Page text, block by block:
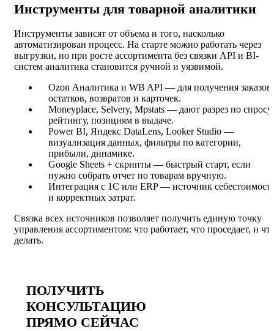
Инструменты для товарной аналитики
Инструменты зависят от объема и того, насколько
автоматизирован процесс. На старте можно работать через
выгрузки, но при росте ассортимента без связки API и BI-
систем аналитика становится ручной и уязвимой.
Ozon Аналитика и WB API — для получения заказов,
остатков, возвратов и карточек.
Moneyplace, Selvery, Mpstats — дают разрез по спросу,
рейтингу, позициям в выдаче.
Power BI, Яндекс DataLens, Looker Studio —
визуализация данных, фильтры по категории,
прибыли, динамике.
Google Sheets + скрипты — быстрый старт, если
нужно собрать отчет по товарам вручную.
Интеграция с 1С или ERP — источник
и корректных затрат.
Связка всех источников позволяет получить единую точку
управления ассортиментом: что работает, что проседает, и
делать.
ПОЛУЧИТЬ
КОНСУЛЬТАЦИЮ
ПРЯМО СЕЙЧАС